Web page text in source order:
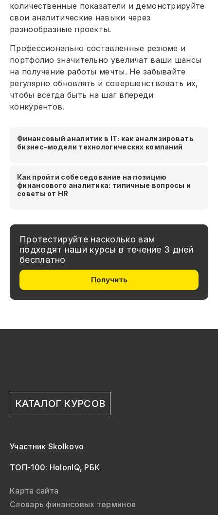
количественные показатели и демонстрируйте
свои аналитические навыки через
разнообразные проекты.
Профессионально составленные резюме и
портфолио значительно увеличат ваши шансы
на получение работы мечты. Не забывайте
регулярно обновлять и совершенствовать их,
чтобы всегда быть на шаг впереди
конкурентов.
Финансовый аналитик в IT: как анализировать
бизнес-модели технологических компаний
Как пройти собеседование на позицию
финансового аналитика: типичные вопросы и
советы от HR
Протестируйте насколько вам
подходят наши курсы в течение 3 дней
бесплатно
Получить
КАТАЛОГ КУРСОВ
Участник Skolkovo
ТОП-100: HolonIQ, РБК
Карта сайта
Словарь финансовых терминов